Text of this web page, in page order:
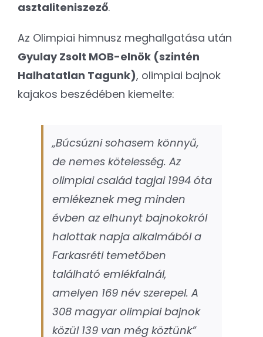
asztaliteniszező.
Az Olimpiai himnusz meghallgatása után
Gyulay Zsolt MOB-elnök (szintén
Halhatatlan Tagunk), olimpiai bajnok
kajakos beszédében kiemelte:
„Búcsúzni sohasem könnyű,
de nemes kötelesség. Az
olimpiai család tagjai 1994 óta
emlékeznek meg minden
évben az elhunyt bajnokokról
halottak napja alkalmából a
Farkasréti temetőben
található emlékfalnál,
amelyen 169 név szerepel. A
308 magyar olimpiai bajnok
közül 139 van még köztünk”